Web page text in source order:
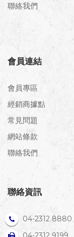
聯絡我們
會員連結
會員專區
經銷商據點
常見問題
網站條款
聯絡我們
聯絡資訊
04-2312 8880